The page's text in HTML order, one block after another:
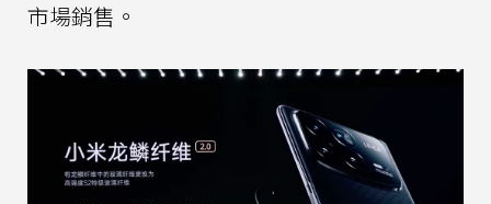
市場銷售。